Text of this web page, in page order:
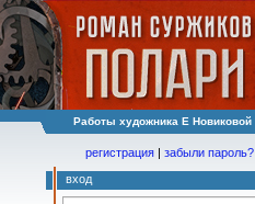
Работы художника Е Новиковой
регистрация | забыли пароль?
вход